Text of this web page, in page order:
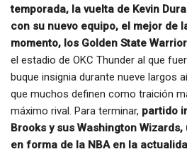
temporada, la vuelta de Kevin
con su nuevo equipo, el mejor de
momento, los Golden State
el estadio de OKC Thunder al que
buque insignia durante nueve largos
que muchos definen como traición
máximo rival. Para terminar, partido
Brooks y sus Washington
en forma de la NBA en la